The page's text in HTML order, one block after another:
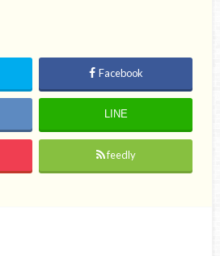
Facebook
LINE
feedly